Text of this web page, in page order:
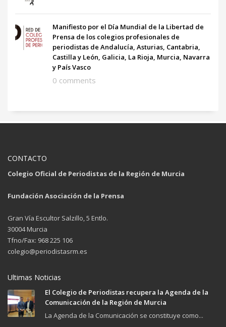
Manifiesto por el Día Mundial de la Libertad de
Prensa de los colegios profesionales de
periodistas de Andalucía, Asturias, Cantabria,
Castilla y León, Galicia, La Rioja, Murcia, Navarra
y País Vasco
0 comments
CONTACTO
Colegio Oficial de Periodistas de la Región de Murcia
Fundación Asociación de la Prensa
Gran Vía Escultor Salzillo, 5 Entlo.
30004 Murcia
Tfno/Fax: 968 225 106
colegio@periodistasrm.es
Ultimas Noticias
El Colegio de Periodistas recupera la Agenda de la
Comunicación de la Región de Murcia
La Agenda de la Comunicación se constituye como...